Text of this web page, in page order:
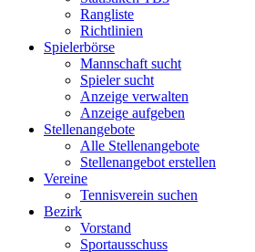
Rangliste
Richtlinien
Spielerbörse
Mannschaft sucht
Spieler sucht
Anzeige verwalten
Anzeige aufgeben
Stellenangebote
Alle Stellenangebote
Stellenangebot erstellen
Vereine
Tennisverein suchen
Bezirk
Vorstand
Sportausschuss